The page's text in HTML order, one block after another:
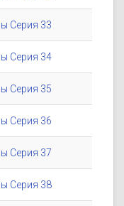
Серия 33
Серия 34
Серия 35
Серия 36
Серия 37
Серия 38